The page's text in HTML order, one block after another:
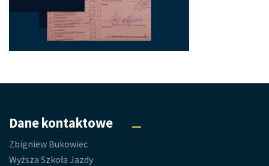
Dane kontaktowe
Zbigniew Bukowiec
Wyższa Szkoła Jazdy